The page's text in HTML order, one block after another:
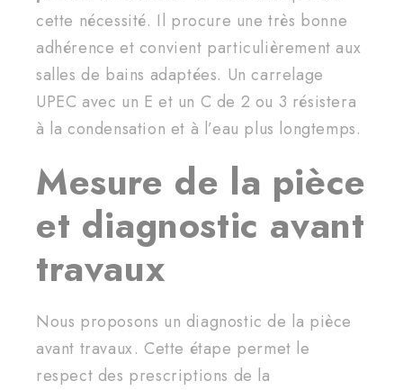
cette nécessité. Il procure une très bonne
adhérence et convient particulièrement aux
salles de bains adaptées. Un carrelage
UPEC avec un E et un C de 2 ou 3 résistera
à la condensation et à l’eau plus longtemps.
Mesure de la pièce
et diagnostic avant
travaux
Nous proposons un diagnostic de la pièce
avant travaux. Cette étape permet le
respect des prescriptions de la